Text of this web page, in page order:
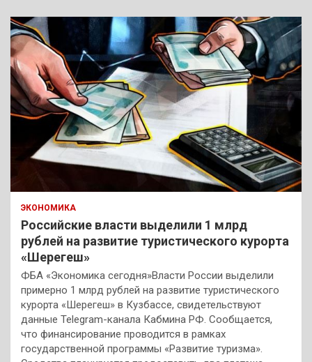
к
ЭКОНОМИКА
Российские власти выделили 1 млрд
рублей на развитие туристического курорта
«Шерегеш»
ФБА «Экономика сегодня»Власти России выделили
примерно 1 млрд рублей на развитие туристического
курорта «Шерегеш» в Кузбассе, свидетельствуют
данные Telegram-канала Кабмина РФ. Сообщается,
что финансирование проводится в рамках
государственной программы «Развитие туризма».